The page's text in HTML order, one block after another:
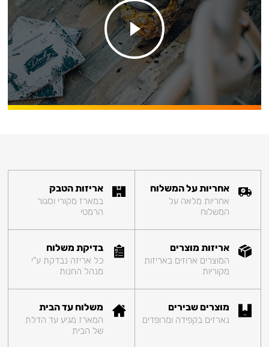
אחריות על המשלוח
אחריות מלאה על
המשלוח
אריזות הטבק
במארז מקורי וסגור
הרמטי
אריזות מוצרים
המוצרים ארוזים באריזות
מקוריות
בדיקת משלוח
כל אריזה נבדקת ע"י
מנהל החנות
מוצרים שבירים
נארזים בקפידה ומרופדים
משלוח עד הבית
המארז מגיע עד הדלת
של הבית